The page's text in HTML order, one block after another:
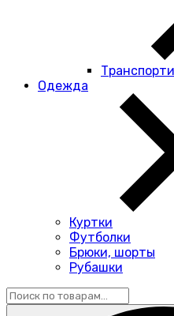
Одежда
Куртки
Футболки
Брюки, шорты
Рубашки